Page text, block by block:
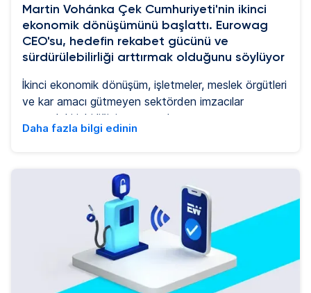
Martin Vohánka Çek Cumhuriyeti'nin ikinci
ekonomik dönüşümünü başlattı. Eurowag
CEO'su, hedefin rekabet gücünü ve
sürdürülebilirliği arttırmak olduğunu söylüyor
İkinci ekonomik dönüşüm, işletmeler, meslek örgütleri
ve kar amacı gütmeyen sektörden imzacılar
arasındaki işbirliğinin sonucudur.
Daha fazla bilgi edinin